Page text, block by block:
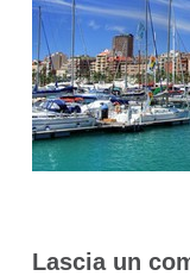
Lascia un